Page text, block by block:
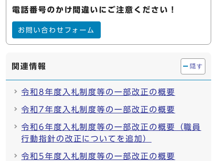
電話番号のかけ間違いにご注意ください！
お問い合わせフォーム
関連情報 隠す
令和8年度入札制度等の一部改正の概要
令和7年度入札制度等の一部改正の概要
令和6年度入札制度等の一部改正の概要（職員
行動指針の改正についてを追加）
令和5年度入札制度等の一部改正の概要